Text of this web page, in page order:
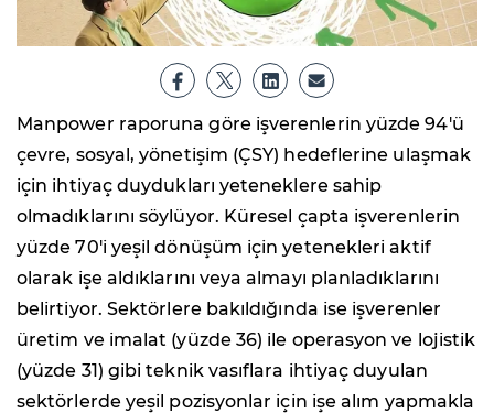
Manpower raporuna göre işverenlerin yüzde 94'ü
çevre, sosyal, yönetişim (ÇSY) hedeflerine ulaşmak
için ihtiyaç duydukları yeteneklere sahip
olmadıklarını söylüyor. Küresel çapta işverenlerin
yüzde 70'i yeşil dönüşüm için yetenekleri aktif
olarak işe aldıklarını veya almayı planladıklarını
belirtiyor. Sektörlere bakıldığında ise işverenler
üretim ve imalat (yüzde 36) ile operasyon ve lojistik
(yüzde 31) gibi teknik vasıflara ihtiyaç duyulan
sektörlerde yeşil pozisyonlar için işe alım yapmakla